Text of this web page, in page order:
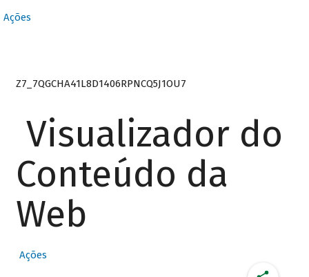
Ações
Z7_7QGCHA41L8D1406RPNCQ5J1OU7
Visualizador do
Conteúdo da
Web
Ações